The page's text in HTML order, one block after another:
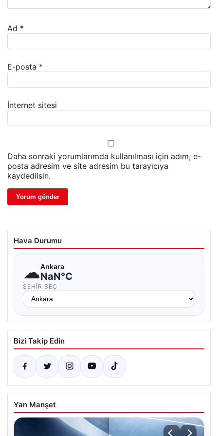
Ad *
E-posta *
İnternet sitesi
Daha sonraki yorumlarımda kullanılması için adım, e-
posta adresim ve site adresim bu tarayıcıya
kaydedilsin.
Hava Durumu
☁Ankara
NaN°C
ŞEHIR SEÇ
Bizi Takip Edin
Yan Manşet